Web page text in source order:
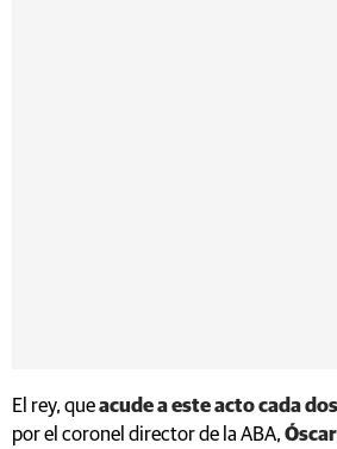
El rey, queacude a este acto cada
por el coronel director de la ABA,